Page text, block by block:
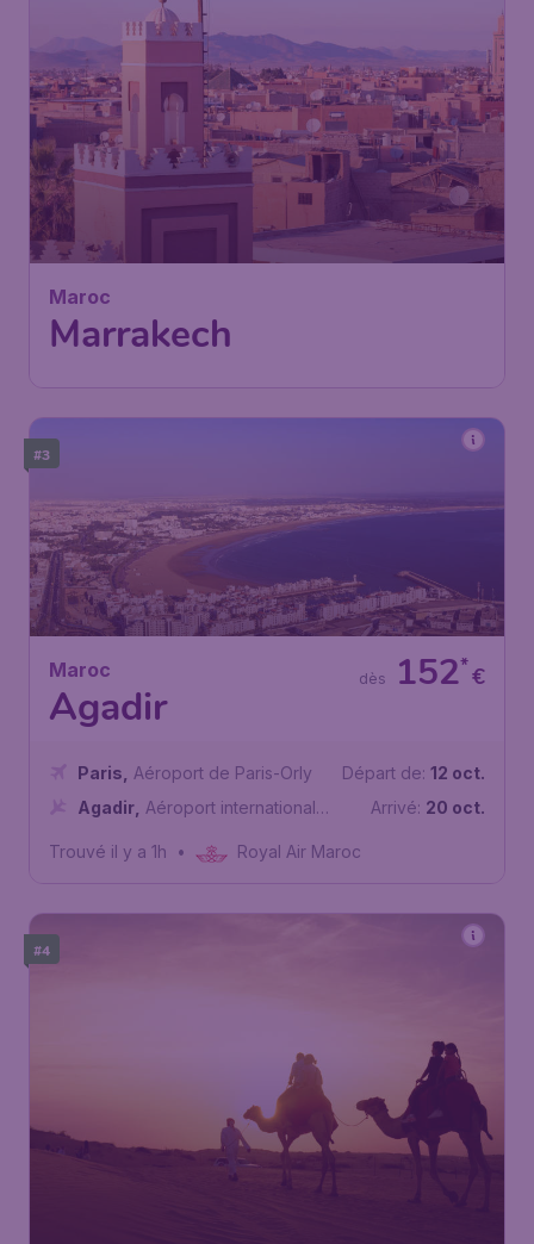
Maroc
Marrakech
€
128*
dès
international Marrakech-Ménara
#3
Maroc
Agadir
€
152*
dès
Paris
Aéroport de Paris-Orly
Agadir Aéroport international
Départ de: 12 oct.
Arrivé: 20 oct.
Trouvé il y a 1h • Royal Air Maroc
#4
Maroc €
124*